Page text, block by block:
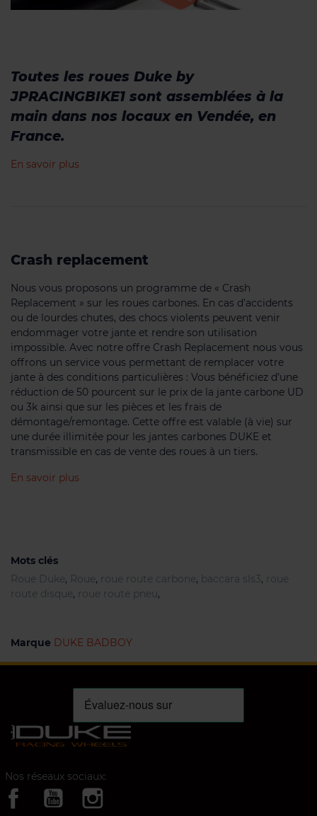
Toutes les roues Duke by
JPRACINGBIKE1 sont assemblées à la
main dans nos locaux en Vendée, en
France.
En savoir plus
Crash replacement
Nous vous proposons un programme de « Crash
Replacement » sur les roues carbones. En cas d'accidents
ou de lourdes chutes, des chocs violents peuvent venir
endommager votre jante et rendre son utilisation
impossible. Avec notre offre Crash Replacement nous vous
offrons un service vous permettant de remplacer votre
jante à des conditions particulières : Vous bénéficiez d’une
réduction de 50 pourcent sur le prix de la jante carbone UD
ou 3k ainsi que sur les pièces et les frais de
démontage/remontage. Cette offre est valable (à vie) sur
une durée illimitée pour les jantes carbones DUKE et
transmissible en cas de vente des roues à un tiers.
En savoir plus
Mots clés
Roue Duke, Roue, roue route carbone, baccara sls3, roue
route disque, roue route pneu,
Marque DUKE BADBOY
Nos réseaux sociaux: